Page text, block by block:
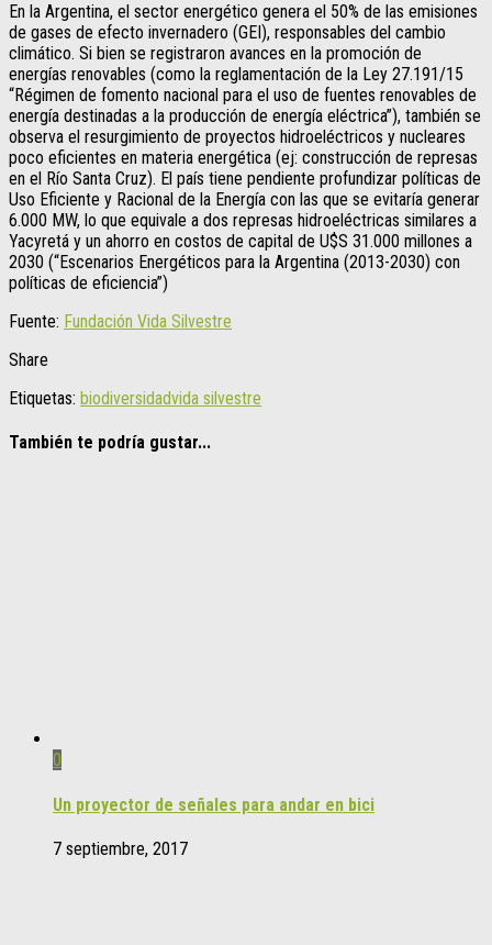
En la Argentina, el sector energético genera el 50% de las emisiones
de gases de efecto invernadero (GEI), responsables del cambio
climático. Si bien se registraron avances en la promoción de
energías renovables (como la reglamentación de la Ley 27.191/15
“Régimen de fomento nacional para el uso de fuentes renovables de
energía destinadas a la producción de energía eléctrica”), también se
observa el resurgimiento de proyectos hidroeléctricos y nucleares
poco eficientes en materia energética (ej: construcción de represas
en el Río Santa Cruz). El país tiene pendiente profundizar políticas de
Uso Eficiente y Racional de la Energía con las que se evitaría generar
6.000 MW, lo que equivale a dos represas hidroeléctricas similares a
Yacyretá y un ahorro en costos de capital de U$S 31.000 millones a
2030 (“Escenarios Energéticos para la Argentina (2013-2030) con
políticas de eficiencia”)
Fuente: Fundación Vida Silvestre
Share
Etiquetas: biodiversidadvida silvestre
También te podría gustar...
0
Un proyector de señales para andar en bici
7 septiembre, 2017